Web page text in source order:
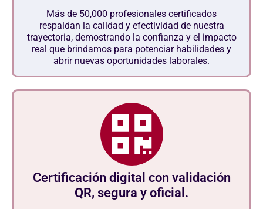
Más de 50,000 profesionales certificados
respaldan la calidad y efectividad de nuestra
trayectoria, demostrando la confianza y el impacto
real que brindamos para potenciar habilidades y
abrir nuevas oportunidades laborales.
Certificación digital con validación
QR, segura y oficial.